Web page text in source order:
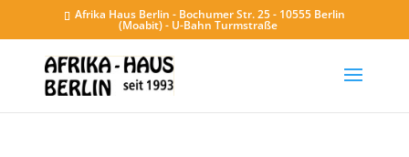
Afrika Haus Berlin - Bochumer Str. 25 - 10555 Berlin
(Moabit) - U-Bahn Turmstraße